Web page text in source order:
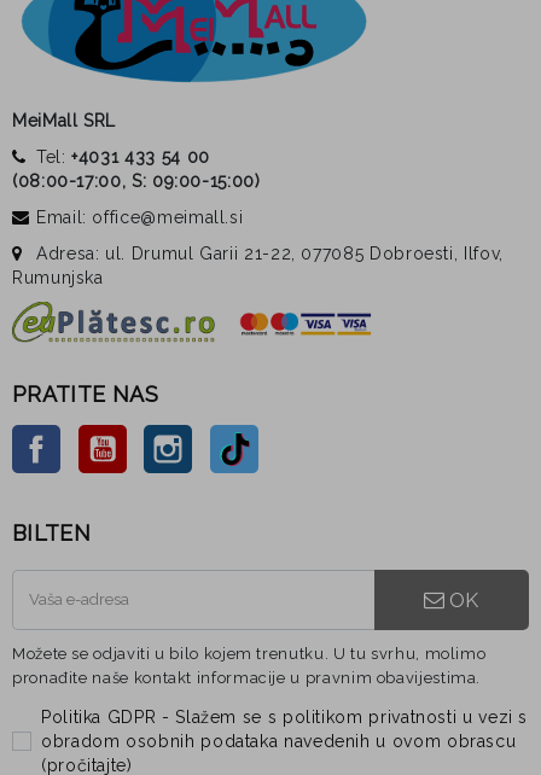
MeiMall SRL
Tel:+4031 433 54 00
(08:00-17:00, S: 09:00-15:00)
Email: office@meimall.si
Adresa: ul. Drumul Garii 21-22, 077085 Dobroesti, Ilfov,
Rumunjska
PRATITE NAS
FacebookYouTube InstagramTikTok
BILTEN
OK
Možete se odjaviti u bilo kojem trenutku. U tu svrhu, molimo
pronađite naše kontakt informacije u pravnim obavijestima.
Politika GDPR - Slažem se s politikom privatnosti u vezi s
obradom osobnih podataka navedenih u ovom obrascu
(pročitajte)